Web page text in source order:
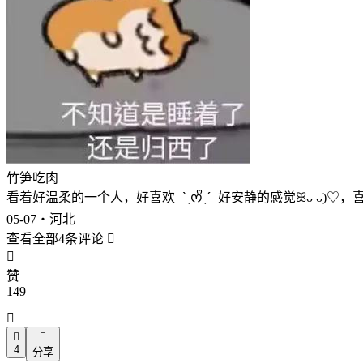
竹笋吃肉
看着好温柔的一个人，好喜欢 ˗ˋˏᰔᩚˎˊ˗ 好安静的感觉ꕤᴗ ᴗ)♡，
05-07・河北
查看全部4条评论 

赞
149


4

分享